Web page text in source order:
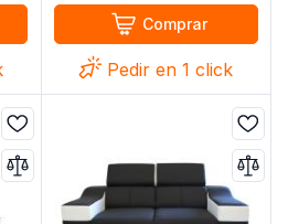
Comprar
Pedir en 1 click